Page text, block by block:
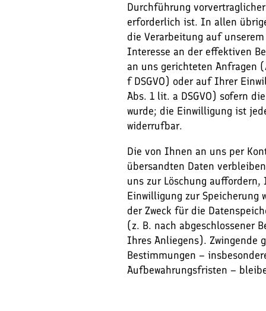
Durchführung
erforderlich ist. In allen
die Verarbeitung auf
Interesse an der effektiven
an uns gerichteten Anfragen
f DSGVO) oder auf Ihrer
Abs. 1 lit. a DSGVO) sofern
wurde; die Einwilligung ist
widerrufbar.
Die von Ihnen an uns per
übersandten Daten
uns zur Löschung auffordern,
Einwilligung zur Speicherung
der Zweck für die
(z. B. nach abgeschlossener
Ihres Anliegens). Zwingende
Bestimmungen –
Aufbewahrungsfristen –